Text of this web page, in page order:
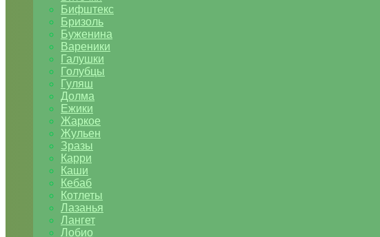
Бифштекс
Бризоль
Буженина
Вареники
Галушки
Голубцы
Гуляш
Долма
Ежики
Жаркое
Жульен
Зразы
Карри
Каши
Кебаб
Котлеты
Лазанья
Лангет
Лобио